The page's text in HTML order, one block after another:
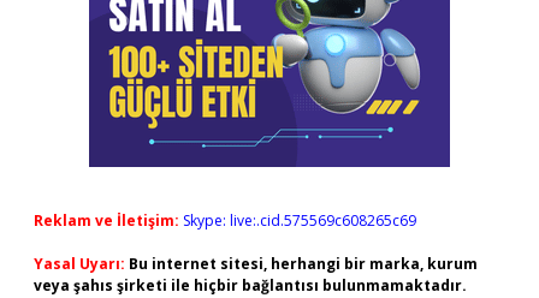
Reklam ve İletişim: Skype: live:.cid.575569c608265c69
Yasal Uyarı: Bu internet sitesi, herhangi bir marka, kurum
veya şahıs şirketi ile hiçbir bağlantısı bulunmamaktadır.